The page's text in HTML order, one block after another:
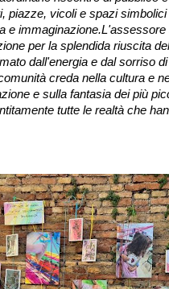
piazze, vicoli e spazi
e immaginazione.L'assessore
per la splendida riuscita
dall'energia e dal sorriso
creda nella cultura e
e sulla fantasia dei più
tutte le realtà che